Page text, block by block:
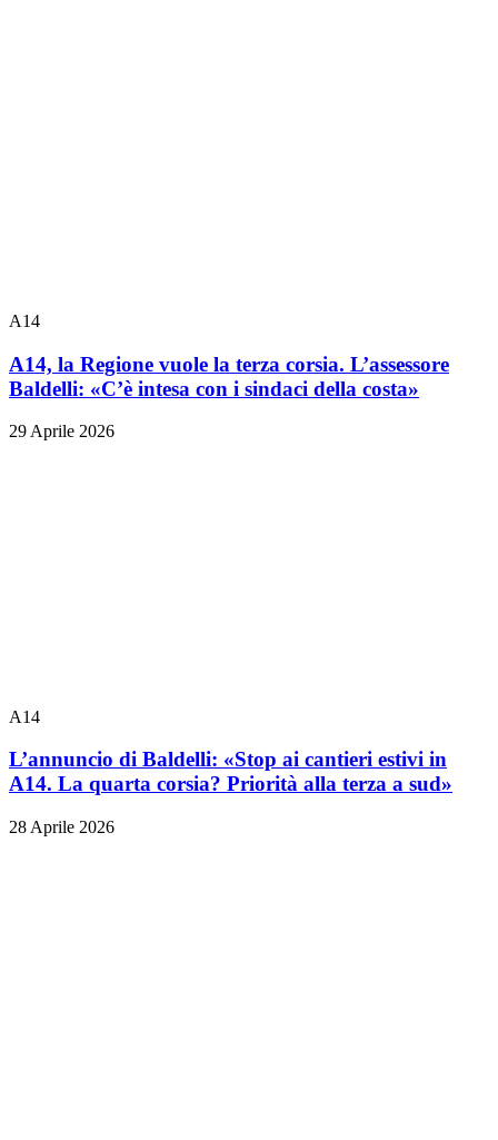
A14
A14, la Regione vuole la terza corsia. L’assessore
Baldelli: «C’è intesa con i sindaci della costa»
29 Aprile 2026
A14
L’annuncio di Baldelli: «Stop ai cantieri estivi in
A14. La quarta corsia? Priorità alla terza a sud»
28 Aprile 2026